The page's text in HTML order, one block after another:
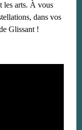
les arts. À vous
dans vos
Glissant !